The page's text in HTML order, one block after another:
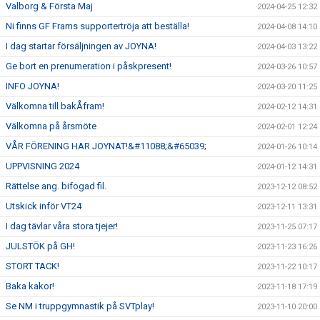
Valborg & Första Maj 2024-04-25 12:32
Ni finns GF Frams supportertröja att beställa! 2024-04-08 14:10
I dag startar försäljningen av JOYNA! 2024-04-03 13:22
Ge bort en prenumeration i påskpresent! 2024-03-26 10:57
INFO JOYNA! 2024-03-20 11:25
Välkomna till bakÅfram! 2024-02-12 14:31
Välkomna på årsmöte 2024-02-01 12:24
VÅR FÖRENING HAR JOYNAT!&#11088;&#65039; 2024-01-26 10:14
UPPVISNING 2024 2024-01-12 14:31
Rättelse ang. bifogad fil. 2023-12-12 08:52
Utskick inför VT24 2023-12-11 13:31
I dag tävlar våra stora tjejer! 2023-11-25 07:17
JULSTÖK på GH! 2023-11-23 16:26
STORT TACK! 2023-11-22 10:17
Baka kakor! 2023-11-18 17:19
Se NM i truppgymnastik på SVTplay! 2023-11-10 20:00